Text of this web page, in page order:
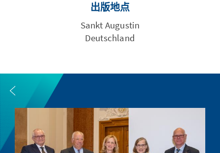
出版地点
Sankt Augustin
Deutschland